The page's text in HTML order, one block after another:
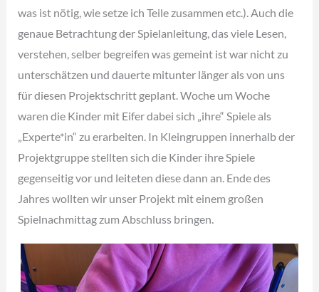
was ist nötig, wie setze ich Teile zusammen etc.). Auch die
genaue Betrachtung der Spielanleitung, das viele Lesen,
verstehen, selber begreifen was gemeint ist war nicht zu
unterschätzen und dauerte mitunter länger als von uns
für diesen Projektschritt geplant. Woche um Woche
waren die Kinder mit Eifer dabei sich „ihre“ Spiele als
„Experte*in“ zu erarbeiten. In Kleingruppen innerhalb der
Projektgruppe stellten sich die Kinder ihre Spiele
gegenseitig vor und leiteten diese dann an. Ende des
Jahres wollten wir unser Projekt mit einem großen
Spielnachmittag zum Abschluss bringen.